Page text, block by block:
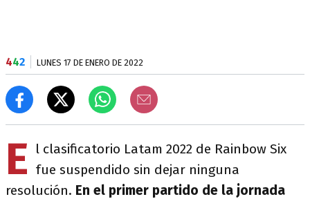
442 LUNES 17 DE ENERO DE 2022
E
l clasificatorio Latam 2022 de Rainbow Six
fue suspendido sin dejar ninguna
resolución. En el primer partido de la jornada